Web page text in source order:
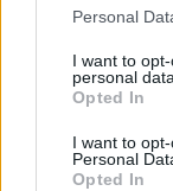
Please note that
not limited to
grant or deny
use your data for
consent section.
Personal
I want to
personal
Opted In
I want to
Personal
Opted In